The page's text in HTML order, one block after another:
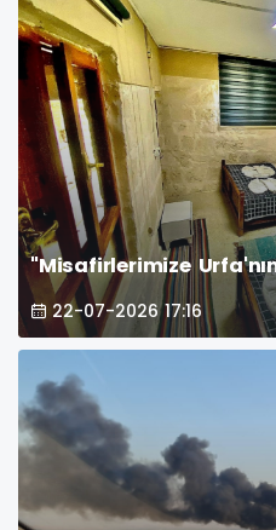
"Misafirlerimize
22-07-2026 17:16